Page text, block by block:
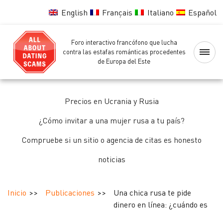
English Français Italiano Español
Foro interactivo francófono que lucha
contra las estafas románticas procedentes
de Europa del Este
Página
principal
chicas
de
Precios en Ucrania y Rusia
¿Cómo invitar a una mujer rusa a tu país?
Compruebe si un sitio o agencia de citas es honesto
noticias
Inicio Publicaciones
Una chica rusa te pide
dinero en línea: ¿cuándo es